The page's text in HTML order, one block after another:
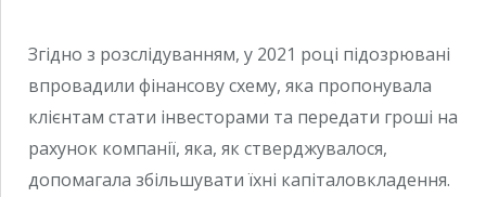
Згідно з розслідуванням, у 2021 році підозрювані
впровадили фінансову схему, яка пропонувала
клієнтам стати інвесторами та передати гроші на
рахунок компанії, яка, як стверджувалося,
допомагала збільшувати їхні капіталовкладення.